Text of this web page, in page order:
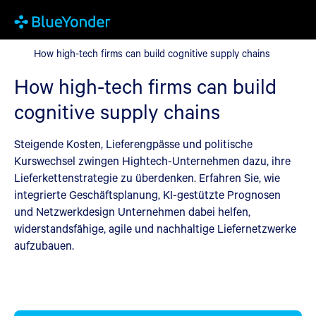
How high-tech firms can build cognitive supply chains
How high-tech firms can build cognitive supply chains
How high-tech firms can build
cognitive supply chains
Steigende Kosten, Lieferengpässe und politische
Kurswechsel zwingen Hightech-Unternehmen dazu, ihre
Lieferkettenstrategie zu überdenken. Erfahren Sie, wie
integrierte Geschäftsplanung, KI-gestützte Prognosen
und Netzwerkdesign Unternehmen dabei helfen,
widerstandsfähige, agile und nachhaltige Liefernetzwerke
aufzubauen.